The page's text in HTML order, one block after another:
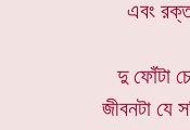
এবং
দু ফোঁটা
জীবনটা যে